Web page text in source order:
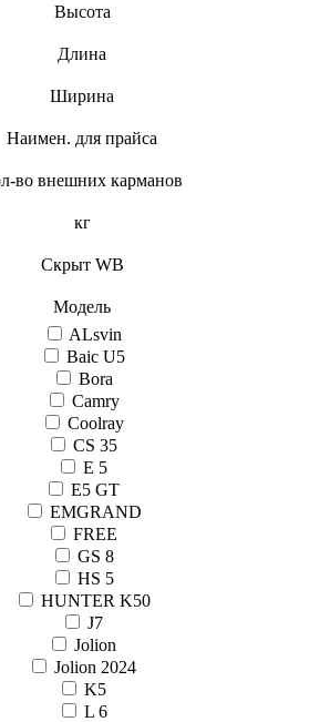
Высота
Длина
Ширина
Наимен. для прайса
во внешних карманов
кг
Скрыт WB
Модель
ALsvin
Baic U5
Bora
Camry
Coolray
CS 35
E 5
E5 GT
EMGRAND
FREE
GS 8
HS 5
HUNTER K50
J7
Jolion
Jolion 2024
K5
L 6